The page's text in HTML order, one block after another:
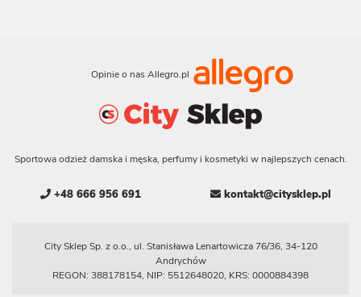
Opinie o nas Allegro.pl
Sportowa odzież damska i męska, perfumy i kosmetyki w najlepszych cenach.
+48 666 956 691 kontakt@citysklep.pl
City Sklep Sp. z o.o., ul. Stanisława Lenartowicza 76/36, 34-120
Andrychów
REGON: 388178154, NIP: 5512648020, KRS: 0000884398